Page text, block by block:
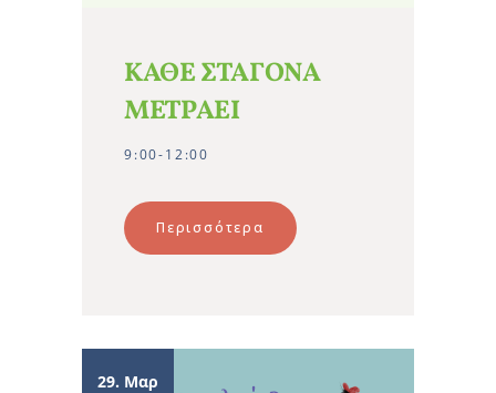
ΚΑΘΕ ΣΤΑΓΟΝΑ
ΜΕΤΡΑΕΙ
9:00-12:00
Περισσότερα
29. Μαρ